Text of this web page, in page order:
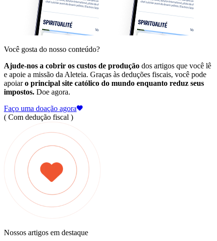
Você gosta do nosso conteúdo?
Ajude-nos a cobrir os custos de produção dos artigos que você lê
e apoie a missão da Aleteia. Graças às deduções fiscais, você pode
apoiaro principal site católico do mundo enquanto reduz seus
impostos. Doe agora.
Faço uma doação agora
( Com dedução fiscal )
Nossos artigos em destaque